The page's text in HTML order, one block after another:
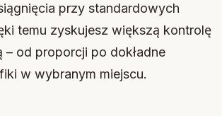
przy standardowych
temu zyskujesz większą kontrolę
– od proporcji po dokładne
w wybranym miejscu.